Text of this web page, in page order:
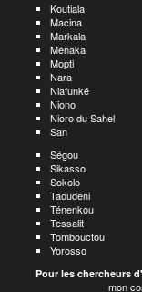
Koutiala
Macina
Markala
Ménaka
Mopti
Nara
Niafunké
Niono
Nioro du Sahel
San
Ségou
Sikasso
Sokolo
Taoudeni
Ténenkou
Tessalit
Tombouctou
Yorosso
Pour les chercheurs
mon